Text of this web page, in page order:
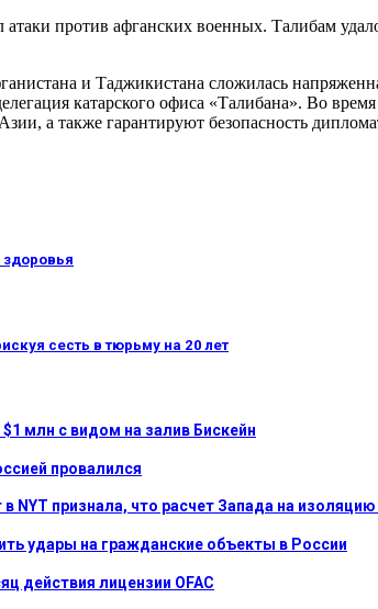
против афганских военных. Талибам
и Таджикистана сложилась
катарского офиса «Талибана». Во
а также гарантируют безопасность
сесть в тюрьму на 20 лет
млн с видом на залив Бискейн
провалился
NYT признала, что расчет Запада на
удары на гражданские объекты в России
действия лицензии OFAC